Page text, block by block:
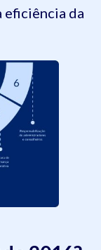
eficiência da